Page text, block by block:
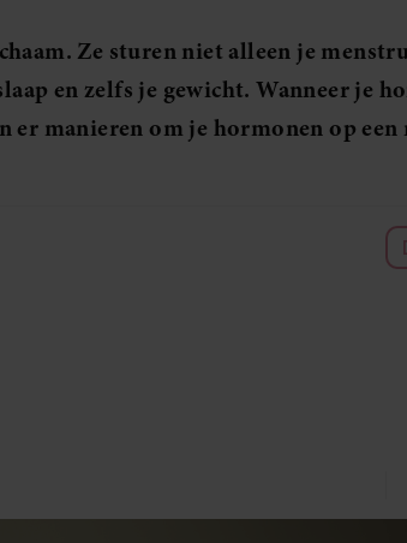
Ze sturen niet alleen je
en zelfs je gewicht. Wanneer je
er manieren om je hormonen op